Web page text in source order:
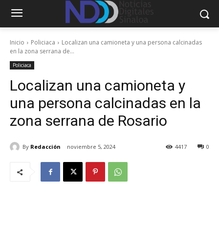
Inicio Policiaca
Localizan una camioneta y una persona calcinadas
en la zona serrana de...
Policiaca
Localizan una camioneta y
una persona calcinadas en la
zona serrana de Rosario
By Redacción noviembre 5, 2024 0
4417